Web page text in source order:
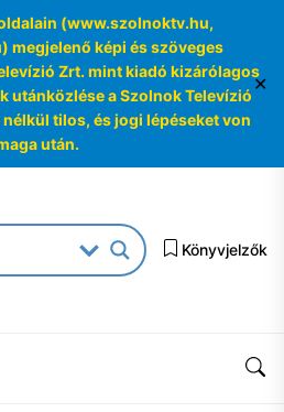
(www.szolnoktv.hu,
megjelenő képi és szöveges
Zrt. mint kiadó kizárólagos
utánközlése a Szolnok Televízió
tilos, és jogi lépéseket von
után.
✕
Archívum
Könyvjelzők